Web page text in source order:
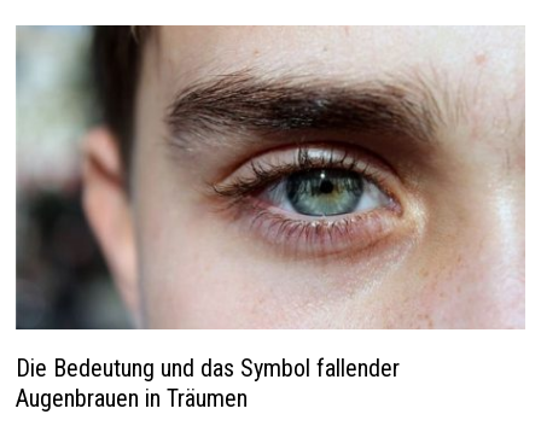
Die Bedeutung und das Symbol fallender
Augenbrauen in Träumen